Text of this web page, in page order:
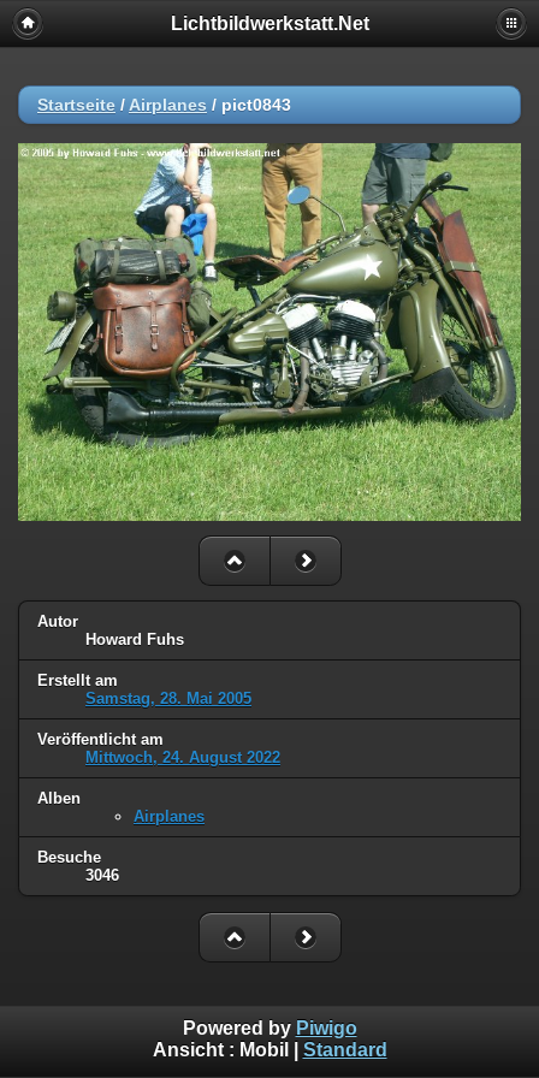
Lichtbildwerkstatt.Net
Startseite / Airplanes / pict0843
Autor
Howard Fuhs
Erstellt am
Samstag, 28. Mai 2005
Veröffentlicht am
Mittwoch, 24. August 2022
Alben
Airplanes
Besuche
3046
Powered by Piwigo
Ansicht : Mobil Standard